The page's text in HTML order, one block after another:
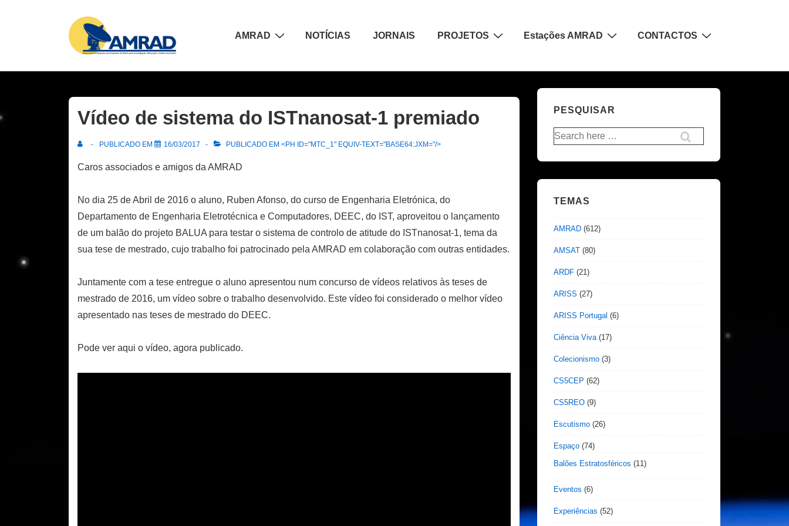
Content
Navegação
AMRAD NOTÍCIAS JORNAIS PROJETOS Estações AMRAD CONTACTOS
Vídeo de sistema do ISTnanosat-1 premiado
PUBLICADO EM 16/03/2017 PUBLICADO EM <PH ID="MTC_1" EQUIV-TEXT="BASE64:JXM="/>
Caros associados e amigos da AMRAD
No dia 25 de Abril de 2016 o aluno, Ruben Afonso, do curso de Engenharia Eletrónica, do
Departamento de Engenharia Eletrotécnica e Computadores, DEEC, do IST, aproveitou o lançamento
de um balão do projeto BALUA para testar o sistema de controlo de atitude do ISTnanosat-1, tema da
sua tese de mestrado, cujo trabalho foi patrocinado pela AMRAD em colaboração com outras entidades.
Juntamente com a tese entregue o aluno apresentou num concurso de vídeos relativos às teses de
mestrado de 2016, um vídeo sobre o trabalho desenvolvido. Este vídeo foi considerado o melhor vídeo
apresentado nas teses de mestrado do DEEC.
Pode ver aqui o vídeo, agora publicado.
PESQUISAR
Pesquisar
por:
TEMAS
AMRAD (612)
AMSAT (80)
ARDF (21)
ARISS (27)
ARISS Portugal (6)
Ciência Viva(17)
Colecionismo (3)
CS5CEP (62)
CS5REO (9)
Escutismo (26)
Espaço (74)
Balões Estratosféricos (11)
Eventos (6)
Experiências (52)